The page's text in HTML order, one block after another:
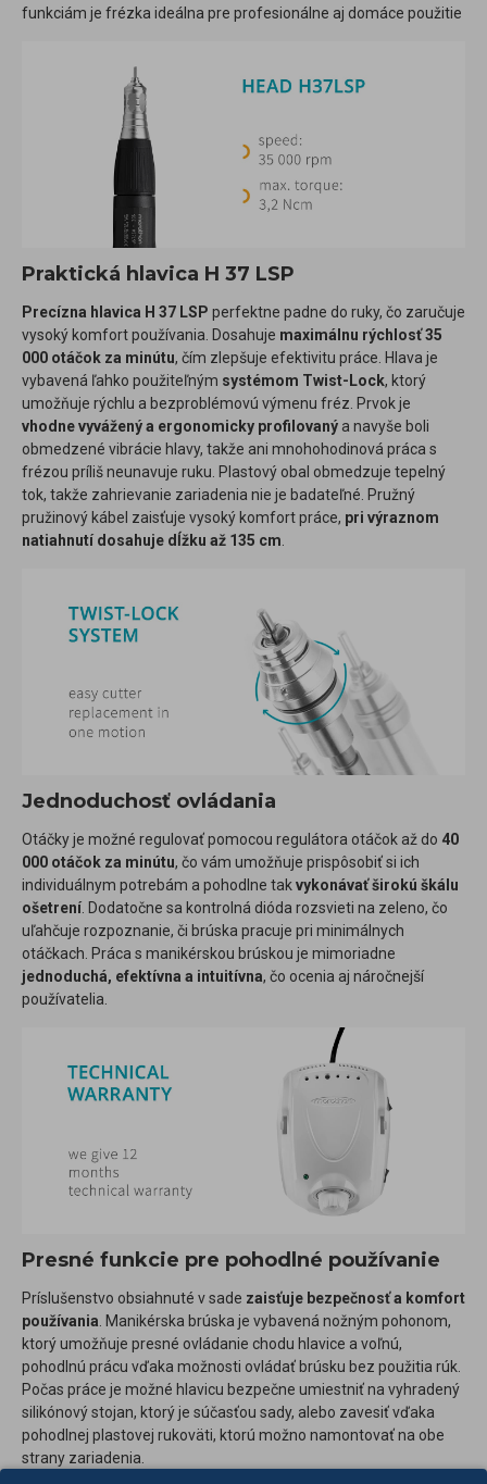
funkciám je frézka ideálna pre profesionálne aj domáce použitie
Praktická hlavica H 37 LSP
Precízna hlavica H 37 LSP perfektne padne do ruky, čo zaručuje
vysoký komfort používania. Dosahuje maximálnu rýchlosť 35
000 otáčok za minútu, čím zlepšuje efektivitu práce. Hlava je
vybavená ľahko použiteľným systémom Twist-Lock, ktorý
umožňuje rýchlu a bezproblémovú výmenu fréz. Prvok je
vhodne vyvážený a ergonomicky profilovaný a navyše boli
obmedzené vibrácie hlavy, takže ani mnohohodinová práca s
frézou príliš neunavuje ruku. Plastový obal obmedzuje tepelný
tok, takže zahrievanie zariadenia nie je badateľné. Pružný
pružinový kábel zaisťuje vysoký komfort práce, pri výraznom
natiahnutí dosahuje dĺžku až 135 cm
Jednoduchosť ovládania
Otáčky je možné regulovať pomocou regulátora otáčok až do 40
000 otáčok za minútu, čo vám umožňuje prispôsobiť si ich
individuálnym potrebám a pohodlne takvykonávať širokú škálu
ošetrení . Dodatočne sa kontrolná dióda rozsvieti na zeleno, čo
uľahčuje rozpoznanie, či brúska pracuje pri minimálnych
otáčkach. Práca s manikérskou brúskou je mimoriadne
jednoduchá, efektívna a intuitívna, čo ocenia aj náročnejší
používatelia.
Presné funkcie pre pohodlné používanie
Príslušenstvo obsiahnuté v sade zaisťuje bezpečnosť a komfort
používania . Manikérska brúska je vybavená nožným pohonom,
ktorý umožňuje presné ovládanie chodu hlavice a voľnú,
pohodlnú prácu vďaka možnosti ovládať brúsku bez použitia rúk.
Počas práce je možné hlavicu bezpečne umiestniť na vyhradený
silikónový stojan, ktorý je súčasťou sady, alebo zavesiť vďaka
pohodlnej plastovej rukoväti, ktorú možno namontovať na obe
strany zariadenia.